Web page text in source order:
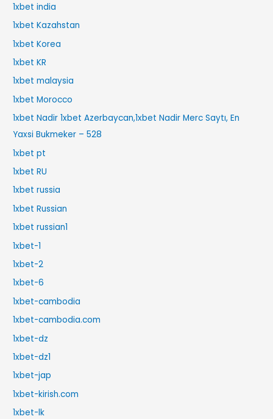
1xbet india
1xbet Kazahstan
1xbet Korea
1xbet KR
1xbet malaysia
1xbet Morocco
1xbet Nadir 1xbet Azerbaycan,1xbet Nadir Merc Saytı, En
Yaxsi Bukmeker – 528
1xbet pt
1xbet RU
1xbet russia
1xbet Russian
1xbet russian1
1xbet-1
1xbet-2
1xbet-6
1xbet-cambodia
1xbet-cambodia.com
1xbet-dz
1xbet-dz1
1xbet-jap
1xbet-kirish.com
1xbet-lk